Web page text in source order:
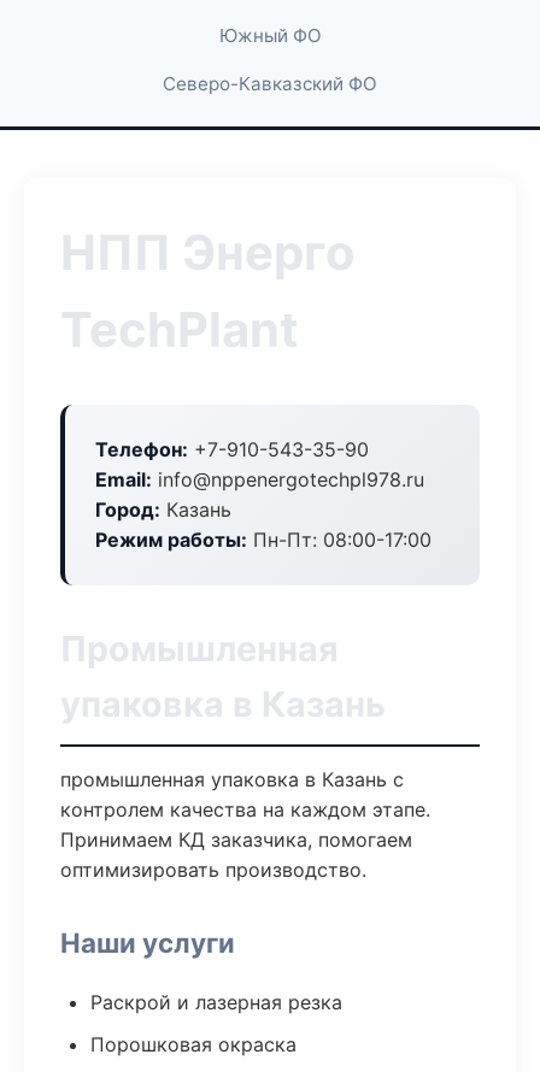
Южный ФО
Северо-Кавказский ФО
НПП Энерго
TechPlant
Телефон: +7-910-543-35-90
Email: info@nppenergotechpl978.ru
Город: Казань
Режим работы: Пн-Пт: 08:00-17:00
Промышленная
упаковка в Казань
промышленная упаковка в Казань с
контролем качества на каждом этапе.
Принимаем КД заказчика, помогаем
оптимизировать производство.
Наши услуги
Раскрой и лазерная резка
Порошковая окраска